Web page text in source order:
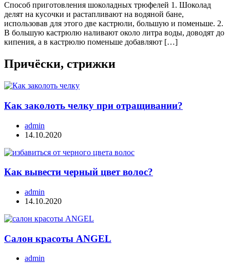
Способ приготовления шоколадных трюфелей 1. Шоколад
делят на кусочки и растапливают на водяной бане,
использовав для этого две кастрюли, большую и поменьше. 2.
В большую кастрюлю наливают около литра воды, доводят до
кипения, а в кастрюлю поменьше добавляют […]
Причёски, стрижки
Как заколоть челку при отращивании?
admin
14.10.2020
Как вывести черный цвет волос?
admin
14.10.2020
Салон красоты ANGEL
admin